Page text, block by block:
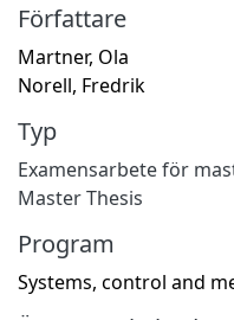
Författare
Martner, Ola
Norell, Fredrik
Typ
Examensarbete för
Master Thesis
Program
Systems, control and